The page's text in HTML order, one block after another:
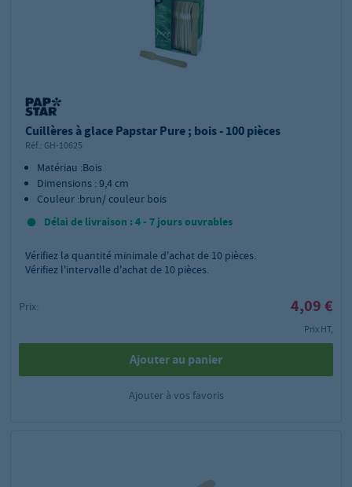
Cuillères à glace Papstar Pure ; bois - 100 pièces
Réf.: GH-10625
Matériau :Bois
Dimensions : 9,4 cm
Couleur :brun/ couleur bois
Délai de livraison : 4 - 7 jours ouvrables
Vérifiez la quantité minimale d'achat de 10 pièces.
Vérifiez l'intervalle d'achat de 10 pièces.
Prix: 4,09 €
Prix HT,
Ajouter au panier
Ajouter à vos favoris